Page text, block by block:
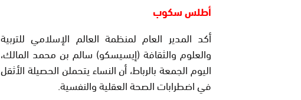
أطلس سكوب
أكد المدير العام لمنظمة العالم الإسلامي للتربية
والعلوم والثقافة (إيسيسكو) سالم بن محمد المالك،
اليوم الجمعة بالرباط، أن النساء يتحملن الحصيلة الأثقل
في اضطرابات الصحة العقلية والنفسية.